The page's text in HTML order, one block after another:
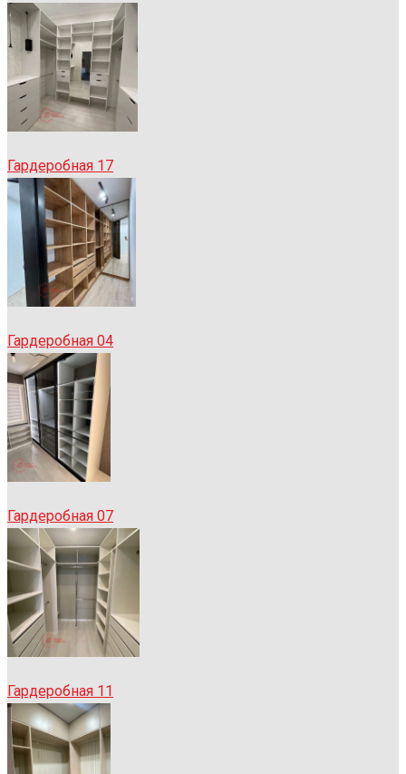
Гардеробная 17
Гардеробная 04
Гардеробная 07
Гардеробная 11